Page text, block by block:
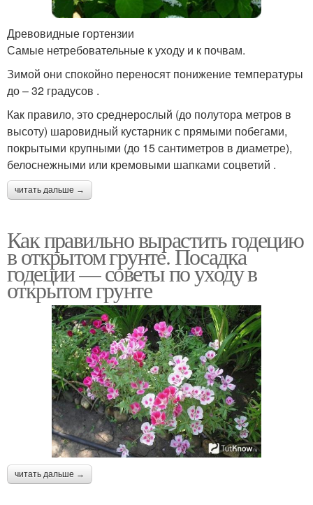
Древовидные гортензии
Самые нетребовательные к уходу и к почвам.
Зимой они спокойно переносят понижение температуры
до – 32 градусов .
Как правило, это среднерослый (до полутора метров в
высоту) шаровидный кустарник с прямыми побегами,
покрытыми крупными (до 15 сантиметров в диаметре),
белоснежными или кремовыми шапками соцветий .
читать дальше →
Как правильно вырастить годецию
в открытом грунте. Посадка
годеции — советы по уходу в
открытом грунте
читать дальше →